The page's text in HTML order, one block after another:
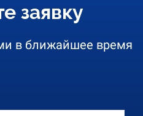
заявку
в ближайшее время